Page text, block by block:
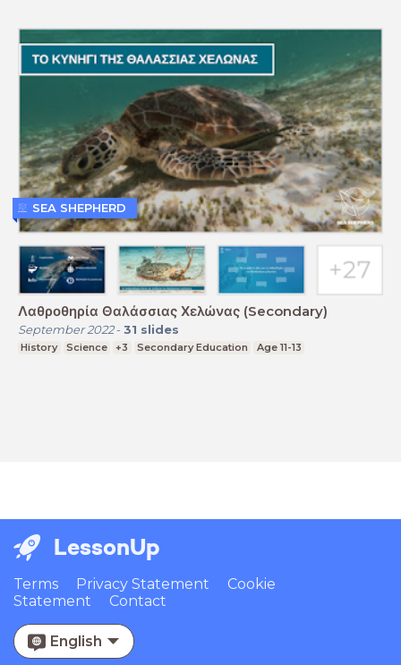
Λαθροθηρία Θαλάσσιας Χελώνας (Secondary)
September 2022- 31 slides
History Science +3 Secondary Education Age 11-13
SEA SHEPHERD
LessonUp
Terms Privacy Statement
Cookie
Statement
Contact
English